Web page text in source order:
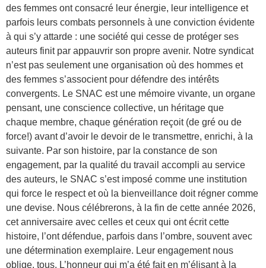
des femmes ont consacré leur énergie, leur intelligence et
parfois leurs combats personnels à une conviction évidente
à qui s’y attarde : une société qui cesse de protéger ses
auteurs finit par appauvrir son propre avenir. Notre syndicat
n’est pas seulement une organisation où des hommes et
des femmes s’associent pour défendre des intérêts
convergents. Le SNAC est une mémoire vivante, un organe
pensant, une conscience collective, un héritage que
chaque membre, chaque génération reçoit (de gré ou de
force!) avant d’avoir le devoir de le transmettre, enrichi, à la
suivante. Par son histoire, par la constance de son
engagement, par la qualité du travail accompli au service
des auteurs, le SNAC s’est imposé comme une institution
qui force le respect et où la bienveillance doit régner comme
une devise. Nous célébrerons, à la fin de cette année 2026,
cet anniversaire avec celles et ceux qui ont écrit cette
histoire, l’ont défendue, parfois dans l’ombre, souvent avec
une détermination exemplaire. Leur engagement nous
oblige, tous. L’honneur qui m’a été fait en m’élisant à la